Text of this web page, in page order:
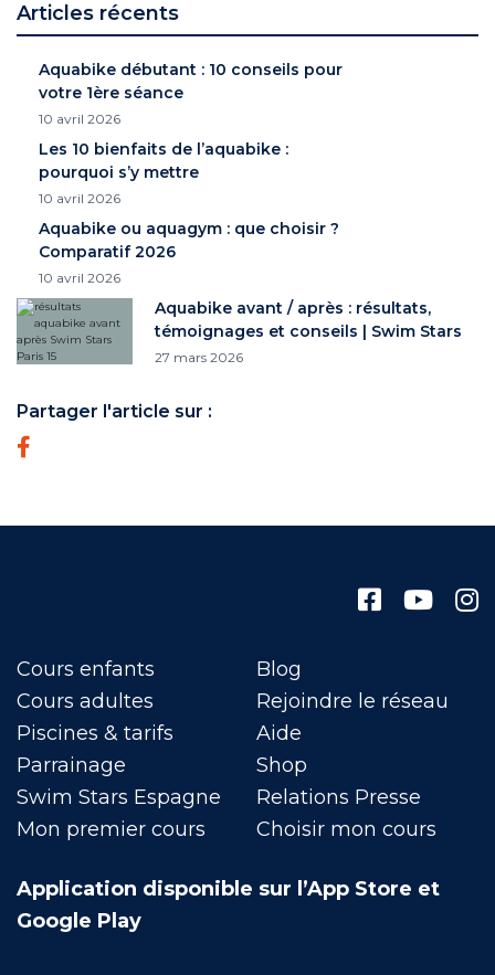
Articles récents
Aquabike débutant : 10 conseils pour
votre 1ère séance
10 avril 2026
Les 10 bienfaits de l’aquabike :
pourquoi s’y mettre
10 avril 2026
Aquabike ou aquagym : que choisir ?
Comparatif 2026
10 avril 2026
Aquabike avant / après : résultats,
témoignages et conseils | Swim Stars
27 mars 2026
Partager l'article sur :
Cours enfants
Cours adultes
Piscines & tarifs
Parrainage
Swim Stars Espagne
Mon premier cours
Blog
Rejoindre le réseau
Aide
Shop
Relations Presse
Choisir mon cours
Application disponible sur l’App Store et
Google Play